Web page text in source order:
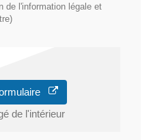
de l'information légale et
de l'intérieur